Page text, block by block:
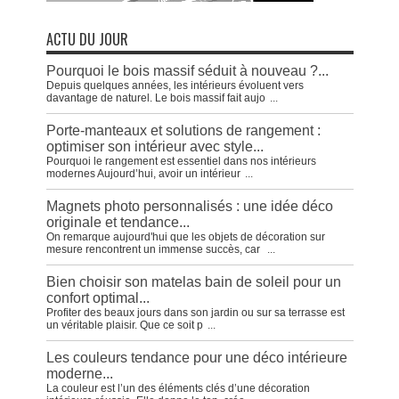
ACTU DU JOUR
Pourquoi le bois massif séduit à nouveau ?...
Depuis quelques années, les intérieurs évoluent vers
davantage de naturel. Le bois massif fait aujo ...
Porte-manteaux et solutions de rangement :
optimiser son intérieur avec style...
Pourquoi le rangement est essentiel dans nos intérieurs
modernes Aujourd’hui, avoir un intérieur ...
Magnets photo personnalisés : une idée déco
originale et tendance...
On remarque aujourd'hui que les objets de décoration sur
mesure rencontrent un immense succès, car
...
Bien choisir son matelas bain de soleil pour un
confort optimal...
Profiter des beaux jours dans son jardin ou sur sa terrasse est
un véritable plaisir. Que ce soit p ...
Les couleurs tendance pour une déco intérieure
moderne...
La couleur est l’un des éléments clés d’une décoration